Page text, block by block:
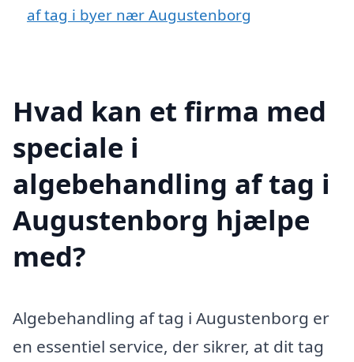
af tag i byer nær Augustenborg
Hvad kan et firma med
speciale i
algebehandling af tag i
Augustenborg hjælpe
med?
Algebehandling af tag i Augustenborg er
en essentiel service, der sikrer, at dit tag